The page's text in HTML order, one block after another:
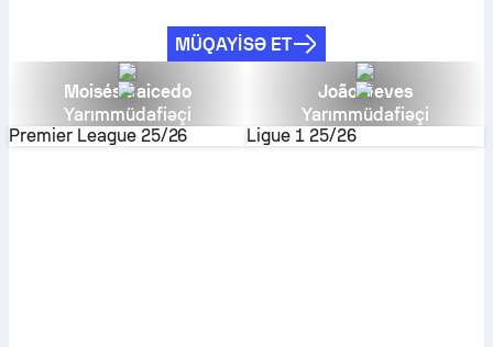
MÜQAYISƏ ET
Moisés Caicedo
Yarımmüdafiəçi
Premier League 25/26
João Neves
Yarımmüdafiəçi
Ligue 1 25/26